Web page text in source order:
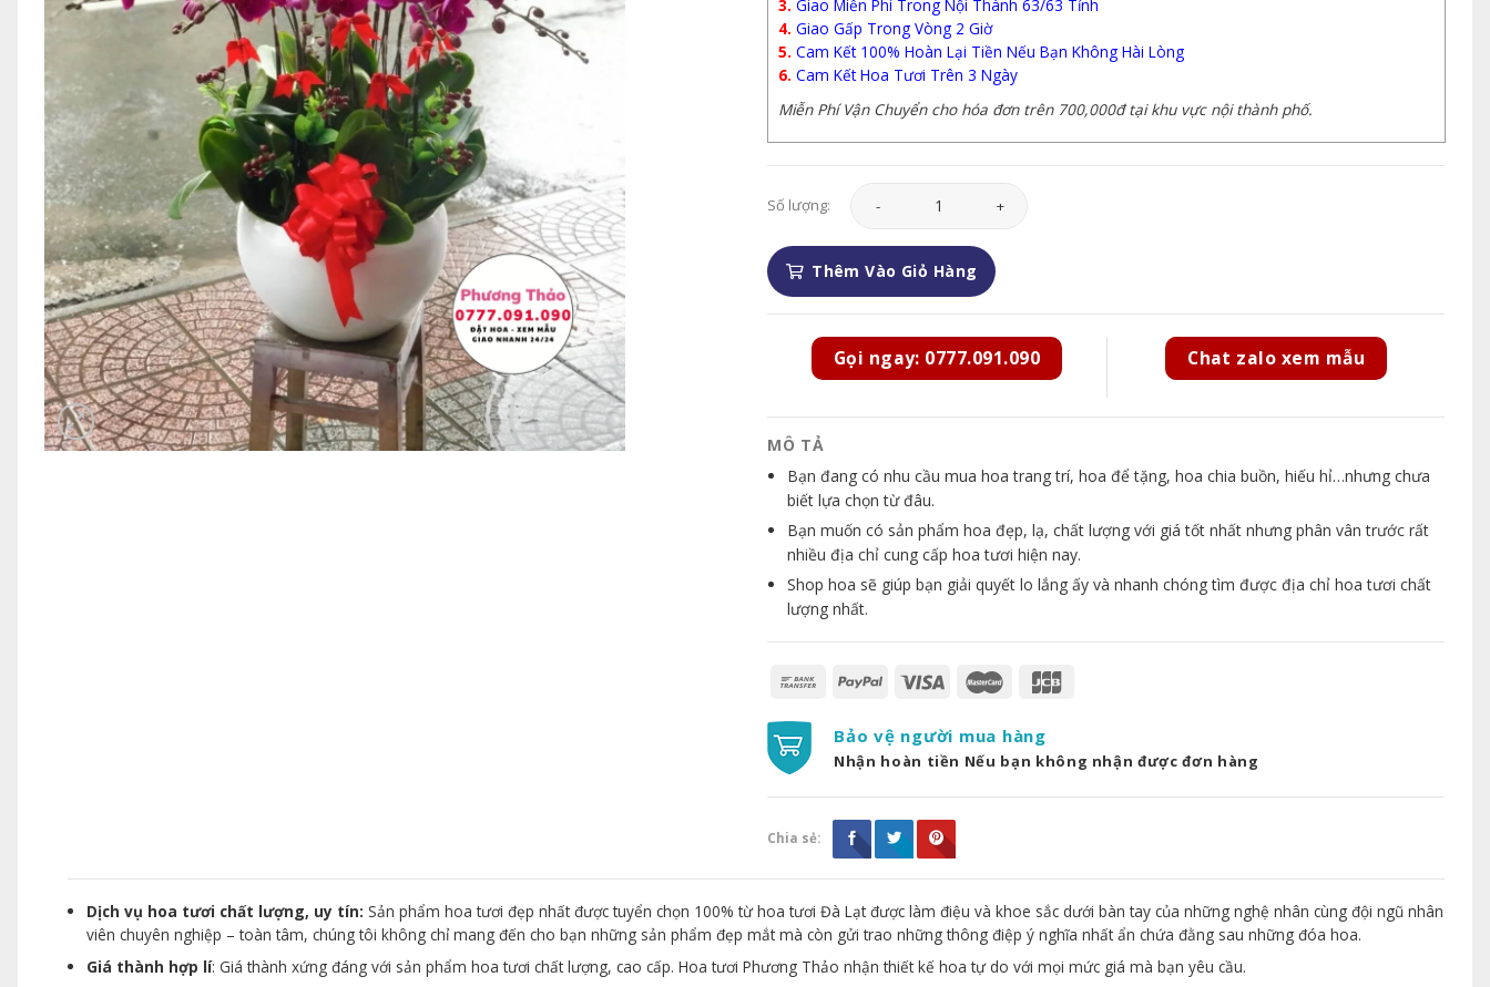
3. Giao Miễn Phí Trong Nội Thành 63/63 Tỉnh
4. Giao Gấp Trong Vòng 2 Giờ
5. Cam Kết 100% Hoàn Lại Tiền Nếu Bạn Không Hài Lòng
6. Cam Kết Hoa Tươi Trên 3 Ngày
Miễn Phí Vận Chuyển cho hóa đơn trên 700,000đ tại khu vực nội thành phố.
Số lượng:
Lan Hồ Điệp - LHD036 số lượng
Thêm Vào Giỏ Hàng
Gọi ngay: 0777.091.090 Chat zalo xem mẫu
MÔ TẢ
Bạn đang có nhu cầu mua hoa trang trí, hoa để tặng, hoa chia buồn, hiếu hỉ…nhưng chưa
biết lựa chọn từ đâu.
Bạn muốn có sản phẩm hoa đẹp, lạ, chất lượng với giá tốt nhất nhưng phân vân trước rất
nhiều địa chỉ cung cấp hoa tươi hiện nay.
Shop hoa sẽ giúp bạn giải quyết lo lắng ấy và nhanh chóng tìm được địa chỉ hoa tươi chất
lượng nhất.
Bảo vệ người mua hàng
Nhận hoàn tiền Nếu bạn không nhận được đơn hàng
Chia sẻ:
Dịch vụ hoa tươi chất lượng, uy tín: Sản phẩm hoa tươi đẹp nhất được tuyển chọn 100% từ hoa tươi Đà Lạt được làm điệu và khoe sắc dưới bàn tay của những nghệ nhân cùng đội ngũ nhân
viên chuyên nghiệp – toàn tâm, chúng tôi không chỉ mang đến cho bạn những sản phẩm đẹp mắt mà còn gửi trao những thông điệp ý nghĩa nhất ẩn chứa đằng sau những đóa hoa.
Giá thành hợp lí: Giá thành xứng đáng với sản phẩm hoa tươi chất lượng, cao cấp. Hoa tươi Phương Thảo nhận thiết kế hoa tự do với mọi mức giá mà bạn yêu cầu.